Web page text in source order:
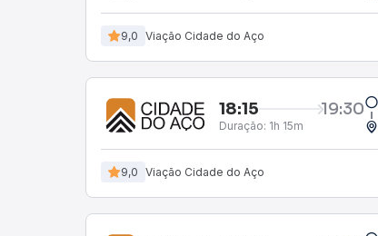
9,0 Viação Cidade do Aço
18:15 19:30
Duração: 1h 15m
9,0 Viação Cidade do Aço